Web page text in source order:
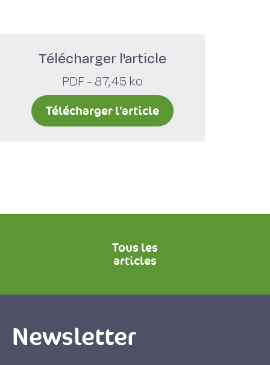
Télécharger l'article
PDF - 87,45 ko
Télécharger l'article
Tous les
articles
Newsletter